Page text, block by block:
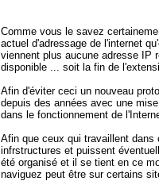
Comme vous le savez
actuel d'adressage de l'internet
viennent plus aucune adresse IP
disponible ... soit la fin de
Afin d'éviter ceci un nouveau
depuis des années avec une
dans le fonctionnement de
Afin que ceux qui travaillent dans
infrstructures et puissent
été organisé et il se tient en ce
naviguez peut être sur certains